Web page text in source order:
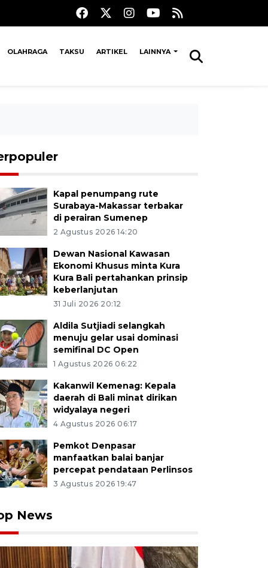
OLAHRAGA TAKSU ARTIKEL LAINNYA
Kapal penumpang rute
Surabaya-Makassar terbakar
di perairan Sumenep
2 Agustus 2026 14:20
Dewan Nasional Kawasan
Ekonomi Khusus minta Kura
Kura Bali pertahankan prinsip
keberlanjutan
31 Juli 2026 20:12
Aldila Sutjiadi selangkah
menuju gelar usai dominasi
semifinal DC Open
1 Agustus 2026 06:22
Kakanwil Kemenag: Kepala
daerah di Bali minat dirikan
widyalaya negeri
4 Agustus 2026 06:17
Pemkot Denpasar
manfaatkan balai banjar
percepat pendataan Perlinsos
3 Agustus 2026 19:47
News